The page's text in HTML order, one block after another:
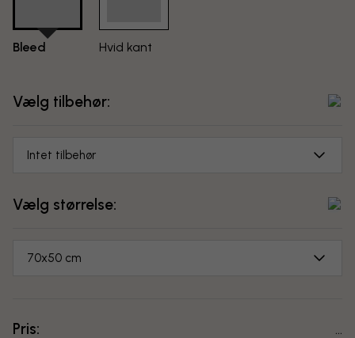
Bleed Hvid kant
Vælg tilbehør:
Intet tilbehør
Vælg størrelse:
70x50 cm
Pris: